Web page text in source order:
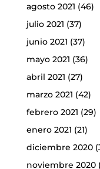
agosto 2021 (46)
julio 2021 (37)
junio 2021 (37)
mayo 2021 (36)
abril 2021 (27)
marzo 2021 (42)
febrero 2021 (29)
enero 2021 (21)
diciembre 2020
noviembre 2020